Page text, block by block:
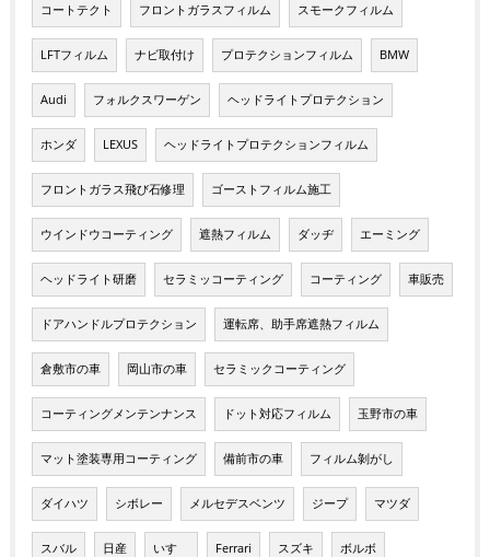
コートテクト フロントガラスフィルム スモークフィルム
LFTフィルム ナビ取付け プロテクションフィルム BMW
Audi フォルクスワーゲン ヘッドライトプロテクション
ホンダ LEXUS ヘッドライトプロテクションフィルム
フロントガラス飛び石修理 ゴーストフィルム施工
ウインドウコーティング 遮熱フィルム ダッヂ エーミング
ヘッドライト研磨 セラミッコーティング コーティング 車販売
ドアハンドルプロテクション 運転席、助手席遮熱フィルム
倉敷市の車 岡山市の車 セラミックコーティング
コーティングメンテンナンス ドット対応フィルム 玉野市の車
マット塗装専用コーティング 備前市の車 フィルム剝がし
ダイハツ シボレー メルセデスベンツ ジープ マツダ
スバル 日産 いすゞ Ferrari スズキ ボルボ